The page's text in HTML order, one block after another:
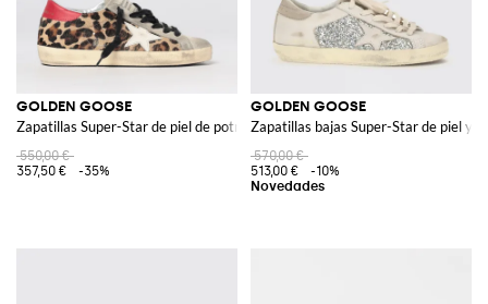
GOLDEN GOOSE
Zapatillas Super-Star de piel de potro con estampado animal y piel efecto
550,00 €
357,50 €
-35%
GOLDEN GOOSE
Zapatillas bajas Super-Star de piel y
570,00 €
513,00 €
-10%